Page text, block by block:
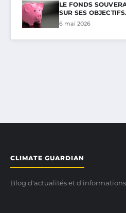
LE FONDS
SUR SES
6 mai 2026
CLIMATE GUARDIAN
Blog d'actualités et d'informations